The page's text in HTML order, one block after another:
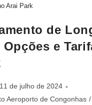
de
Opções e
11 de julho de 2024
Aeroporto de Congonhas /